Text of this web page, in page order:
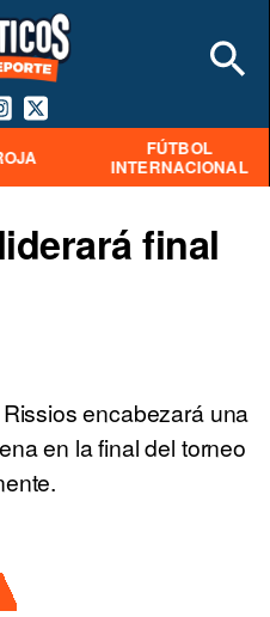
FÚTBOL
INTERNACIONAL
final
encabezará una
en la final del torneo